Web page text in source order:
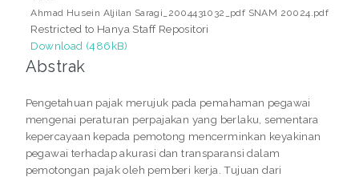
Ahmad Husein Aljilan Saragi_2004431032_pdf SNAM 20024.pdf
Restricted to Hanya Staff Repositori
Download (486kB)
Abstrak
Pengetahuan pajak merujuk pada pemahaman pegawai
mengenai peraturan perpajakan yang berlaku, sementara
kepercayaan kepada pemotong mencerminkan keyakinan
pegawai terhadap akurasi dan transparansi dalam
pemotongan pajak oleh pemberi kerja. Tujuan dari